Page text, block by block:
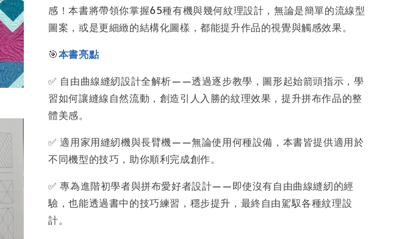
感！本書將帶領你掌握65種有機與幾何紋理設計，無論是簡單的流線型
圖案，或是更細緻的結構化圖樣，都能提升作品的視覺與觸感效果。
🎯本書亮點
✅ 自由曲線縫紉設計全解析——透過逐步教學，圖形起始箭頭指示，學
習如何讓縫線自然流動，創造引人入勝的紋理效果，提升拼布作品的整
體美感。
✅ 適用家用縫紉機與長臂機——無論使用何種設備，本書皆提供適用於
不同機型的技巧，助你順利完成創作。
✅ 專為進階初學者與拼布愛好者設計——即使沒有自由曲線縫紉的經
驗，也能透過書中的技巧練習，穩步提升，最終自由駕馭各種紋理設
計。